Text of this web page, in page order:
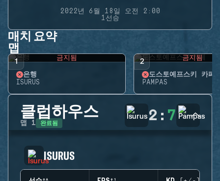
2022년 6월 18일 오전 2:00
1선승
매치 요약
맵
1 금지됨
은행
ISURUS
2 금지됨
도스토예프스키 카페
PAMPAS
클럽하우스
맵 1 완료됨 2 : 7
ISURUS